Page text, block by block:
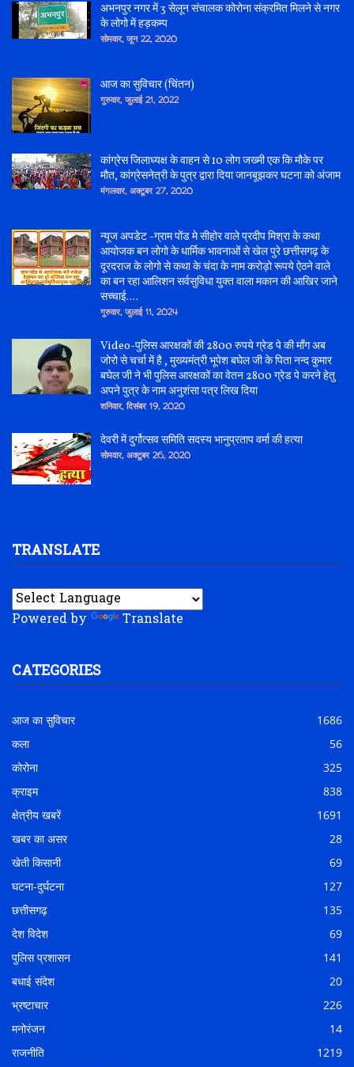
अभनपुर नगर में 3 सेलून संचालक कोरोना संक्रमित मिलने से नगर
के लोगो में हड़कम्प
सोमवार, जून 22, 2020
आज का सुविचार (चिंतन)
गुरुवार, जुलाई 21, 2022
कांग्रेस जिलाध्यक्ष के वाहन से 10 लोग जख्मी एक कि मौके पर
मौत, कांग्रेसनेत्री के पुत्र द्वारा दिया जानबूझकर घटना को अंजाम
मंगलवार, अक्टूबर 27, 2020
न्यूज अपडेट -ग्राम पोंड मे सीहोर वाले प्रदीप मिश्रा के कथा
आयोजक बन लोगो के धार्मिक भावनाओं से खेल पुरे छत्तीसगढ़ के
दूरदराज के लोगो से कथा के चंदा के नाम करोड़ो रूपये ऐठने वाले
का बन रहा आलिशन सर्वसुविधा युक्त वाला मकान की आखिर जाने
सच्चाई....
गुरुवार, जुलाई 11, 2024
Video-पुलिस आरक्षकों की 2800 रुपये ग्रेड पे की माँग अब
जोरो से चर्चा में है , मुख्यमंत्री भूपेश बघेल जी के पिता नन्द कुमार
बघेल जी ने भी पुलिस आरक्षकों का वेतन 2800 ग्रेड पे करने हेतु
अपने पुत्र के नाम अनुशंसा पत्र लिख दिया
शनिवार, दिसंबर 19, 2020
देवरी में दुर्गोत्सव समिति सदस्य भानुप्रताप वर्मा की हत्या
सोमवार, अक्टूबर 26, 2020
TRANSLATE
Powered by Translate
CATEGORIES
आज का सुविचार
1686
कला
56
कोरोना
325
क्राइम
838
क्षेत्रीय खबरें
1691
खबर का असर
28
खेती किसानी
69
घटना-दुर्घटना
127
छत्तीसगढ़
135
देश विदेश
69
पुलिस प्रशासन
141
बधाई संदेश
20
भ्रष्टाचार
226
मनोरंजन
14
राजनीति
1219